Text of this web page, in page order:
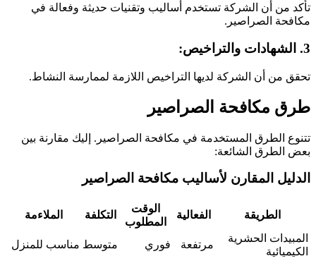
تأكد من أن الشركة تستخدم أساليب وتقنيات حديثة وفعالة في
مكافحة الصراصير.
3. الشهادات والتراخيص:
تحقق من أن الشركة لديها التراخيص اللازمة لممارسة النشاط.
طرق مكافحة الصراصير
تتنوع الطرق المستخدمة في مكافحة الصراصير. إليك مقارنة بين
بعض الطرق الشائعة:
الدليل المقارن لأساليب مكافحة الصراصير
الطريقة الفعالية
الوقت
المطلوب
التكلفة
الملاءمة
المبيدات الحشرية
الكيميائية
مرتفعة فوري متوسط مناسب للمنزل